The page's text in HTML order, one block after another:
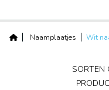
Naamplaatjes Wit
SORTEN